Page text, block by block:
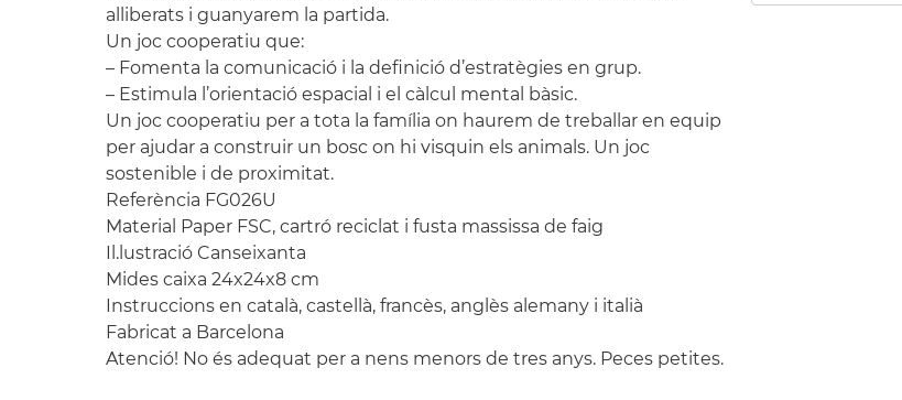
alliberats i guanyarem la partida.
Un joc cooperatiu que:
– Fomenta la comunicació i la definició d’estratègies en grup.
– Estimula l’orientació espacial i el càlcul mental bàsic.
Un joc cooperatiu per a tota la família on haurem de treballar en equip
per ajudar a construir un bosc on hi visquin els animals. Un joc
sostenible i de proximitat.
Referència FG026U
Material Paper FSC, cartró reciclat i fusta massissa de faig
Il.lustració Canseixanta
Mides caixa 24x24x8 cm
Instruccions en català, castellà, francès, anglès alemany i italià
Fabricat a Barcelona
Atenció! No és adequat per a nens menors de tres anys. Peces petites.